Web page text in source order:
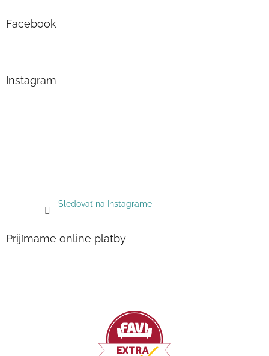
Facebook
Instagram
Sledovať na Instagrame
Prijímame online platby